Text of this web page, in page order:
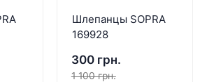
Шлепанцы SOPRA
169928
300 грн.
1 100 грн.